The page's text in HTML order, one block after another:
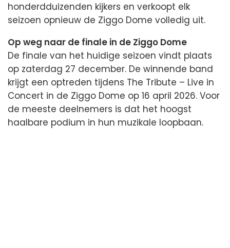
honderdduizenden kijkers en verkoopt elk
seizoen opnieuw de Ziggo Dome volledig uit.
Op weg naar de finale in de Ziggo Dome
De finale van het huidige seizoen vindt plaats
op zaterdag 27 december. De winnende band
krijgt een optreden tijdens The Tribute – Live in
Concert in de Ziggo Dome op 16 april 2026. Voor
de meeste deelnemers is dat het hoogst
haalbare podium in hun muzikale loopbaan.